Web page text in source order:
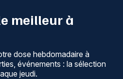
meilleur à
dose hebdomadaire à
événements : la sélection
jeudi.